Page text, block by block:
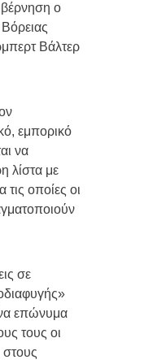
ο
Βάλτερ
εμπορικό
να
λίστα με
τις οποίες οι
σε
επώνυμα
τους οι